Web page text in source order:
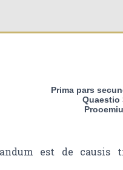
Prima pars
Quaestio
est de